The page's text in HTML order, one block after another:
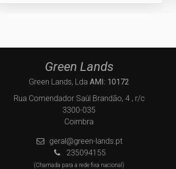
Green Lands
Green Lands, Lda AMI: 10172
Rua Comendador Saúl Brandão, 4 , r/c
3300-035
Coimbra
geral@green-lands.pt
235094155
(Chamada para a rede fixa nacional)